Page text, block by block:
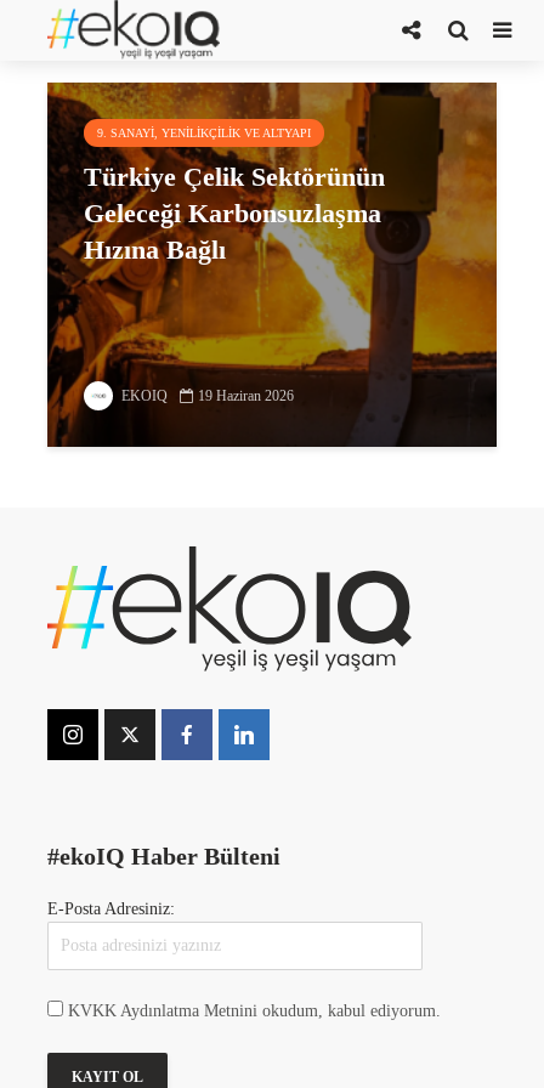
kömür bazlı üretim
9. SANAYI, YENILIKÇILIK VE ALTYAPI
Türkiye Çelik Sektörünün
Geleceği Karbonsuzlaşma
Hızına Bağlı
EKOIQ 19 Haziran 2026
#ekoIQ Haber Bülteni
E-Posta Adresiniz:
KVKK Aydınlatma Metnini okudum, kabul ediyorum.